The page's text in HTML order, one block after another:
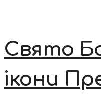
Свято
ікони